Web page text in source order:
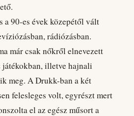
90-es évek közepétől vált
rádiózásban.
már csak nőkről elnevezett
illetve hajnali
meg. A Drukk-ban a két
felesleges volt, egyrészt mert
el az egész műsort a